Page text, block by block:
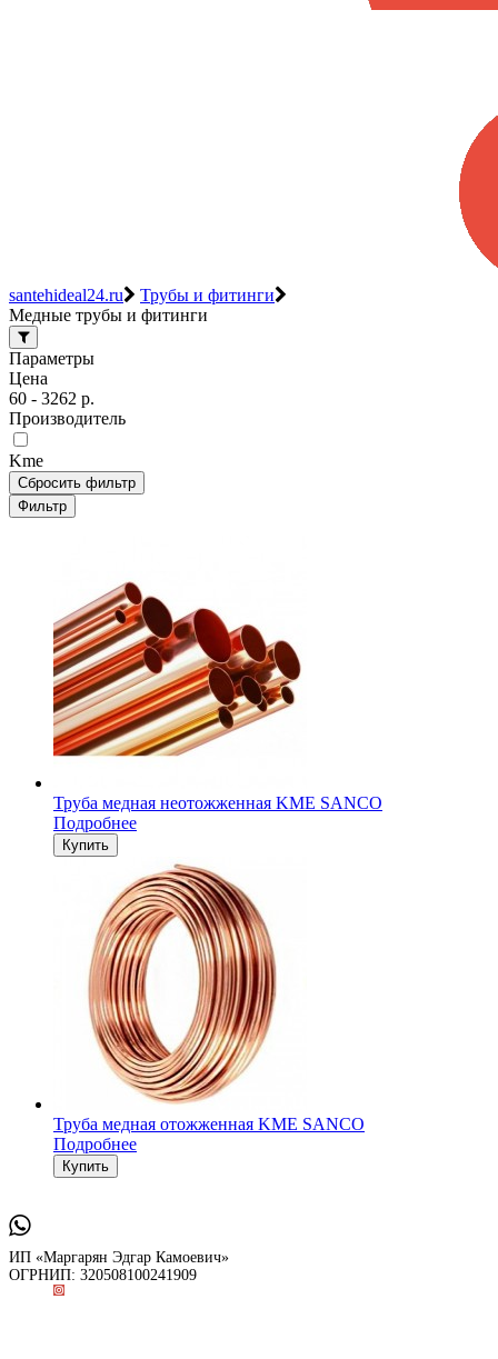
santehideal24.ru
Трубы и фитинги
Медные трубы и фитинги
Параметры
Цена
60 - 3262 р.
Производитель
Kme
Сбросить фильтр
Фильтр
Труба медная неотожженная KME SANCO
Подробнее
Труба медная отожженная KME SANCO
Подробнее
ИП «Маргарян Эдгар Камоевич»
ОГРНИП: 320508100241909